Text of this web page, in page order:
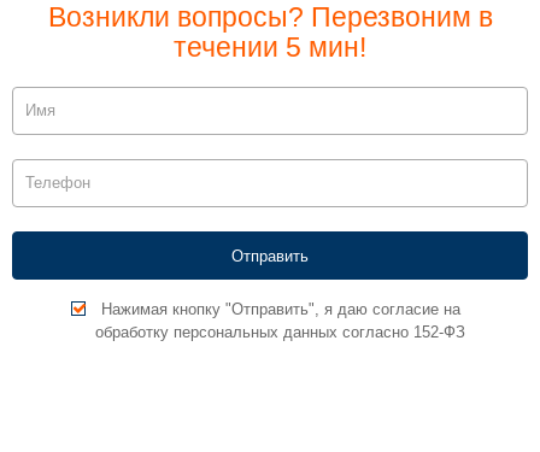
Возникли вопросы? Перезвоним в
течении 5 мин!
Нажимая кнопку "Отправить", я даю согласие на
обработку персональных данных согласно 152-ФЗ